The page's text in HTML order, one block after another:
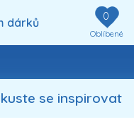
dárků 0
Oblíbené
se inspirovat